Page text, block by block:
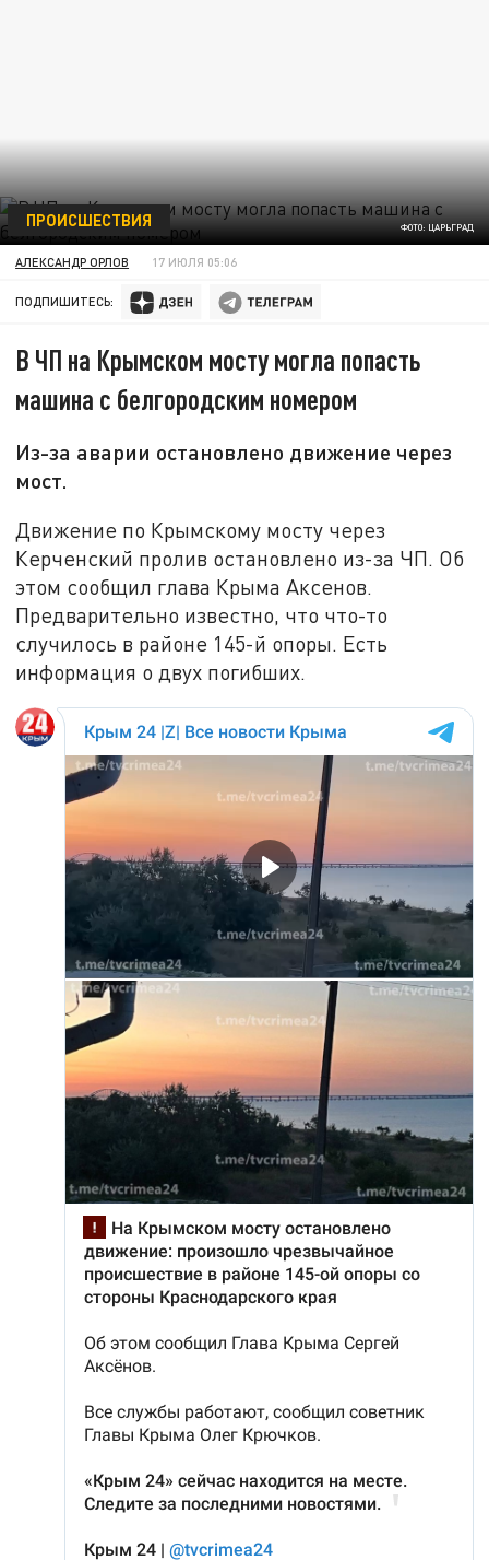
ФОТО: ЦАРЬГРАД
ПРОИСШЕСТВИЯ
АЛЕКСАНДР ОРЛОВ 17 ИЮЛЯ 05:06
ПОДПИШИТЕСЬ:
В ЧП на Крымском мосту могла попасть
машина с белгородским номером
Из-за аварии остановлено движение через
мост.
Движение по Крымскому мосту через
Керченский пролив остановлено из-за ЧП. Об
этом сообщил глава Крыма Аксенов.
Предварительно известно, что что-то
случилось в районе 145-й опоры. Есть
информация о двух погибших.